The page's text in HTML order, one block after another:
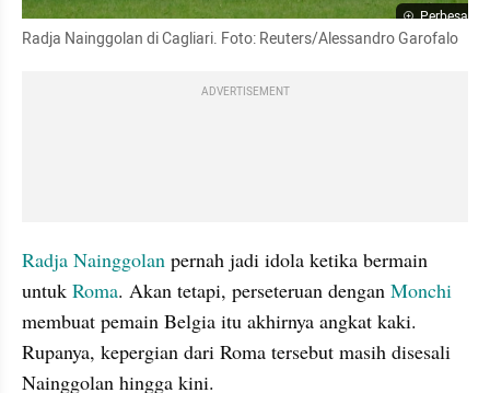
Perbesar
Radja Nainggolan di Cagliari. Foto: Reuters/Alessandro Garofalo
ADVERTISEMENT
Radja Nainggolan pernah jadi idola ketika bermain
untuk Roma. Akan tetapi, perseteruan dengan Monchi
membuat pemain Belgia itu akhirnya angkat kaki.
Rupanya, kepergian dari Roma tersebut masih disesali
Nainggolan hingga kini.